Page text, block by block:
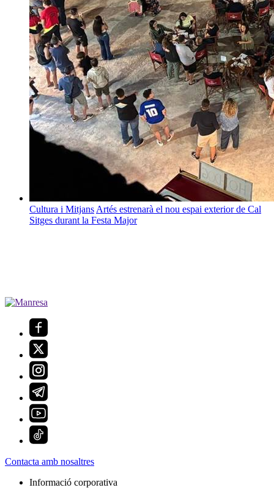
Cultura i Mitjans Artés estrenarà el nou espai exterior de Cal
Sitges durant la Festa Major
Contacta amb nosaltres
Informació corporativa